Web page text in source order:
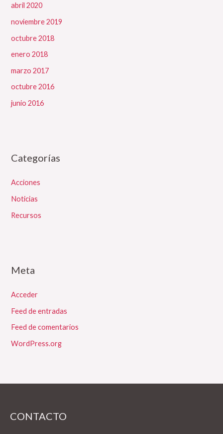
abril 2020
noviembre 2019
octubre 2018
enero 2018
marzo 2017
octubre 2016
junio 2016
Categorías
Acciones
Noticias
Recursos
Meta
Acceder
Feed de entradas
Feed de comentarios
WordPress.org
CONTACTO